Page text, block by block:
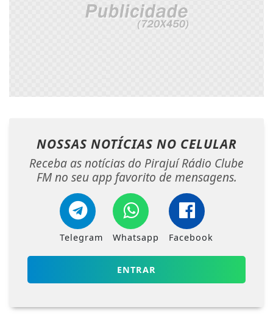
NOSSAS NOTÍCIAS NO CELULAR
Receba as notícias do Pirajuí Rádio Clube
FM no seu app favorito de mensagens.
Telegram Whatsapp Facebook
ENTRAR